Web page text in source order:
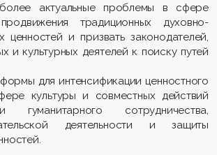
актуальные проблемы в сфере
традиционных духовно-
ценностей и призвать законодателей,
и культурных деятелей к поиску путей
для интенсификации ценностного
культуры и совместных действий
сотрудничества,
деятельности и защиты